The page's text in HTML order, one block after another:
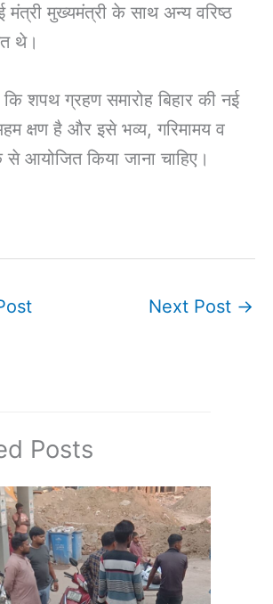
मंत्री मुख्यमंत्री के साथ अन्य वरिष्ठ
थे।
शपथ ग्रहण समारोह बिहार की नई
क्षण है और इसे भव्य, गरिमामय व
आयोजित किया जाना चाहिए।
Next Post →
Posts